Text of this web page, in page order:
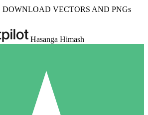
DOWNLOAD VECTORS AND PNGs
Hasanga Himash